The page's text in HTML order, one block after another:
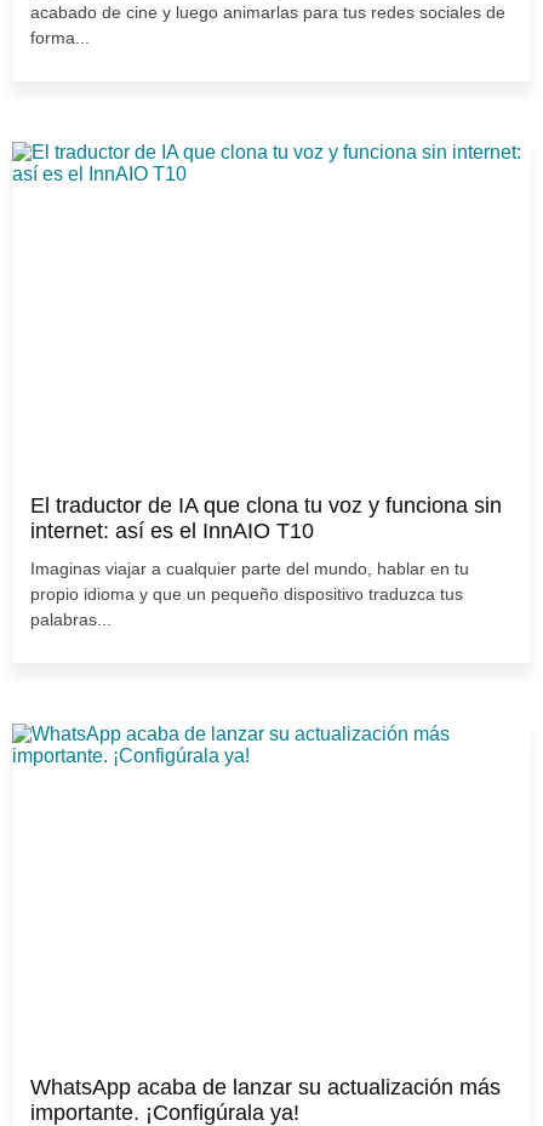
acabado de cine y luego animarlas para tus redes sociales de
forma...
El traductor de IA que clona tu voz y funciona sin
internet: así es el InnAIO T10
Imaginas viajar a cualquier parte del mundo, hablar en tu
propio idioma y que un pequeño dispositivo traduzca tus
palabras...
WhatsApp acaba de lanzar su actualización más
importante. ¡Configúrala ya!